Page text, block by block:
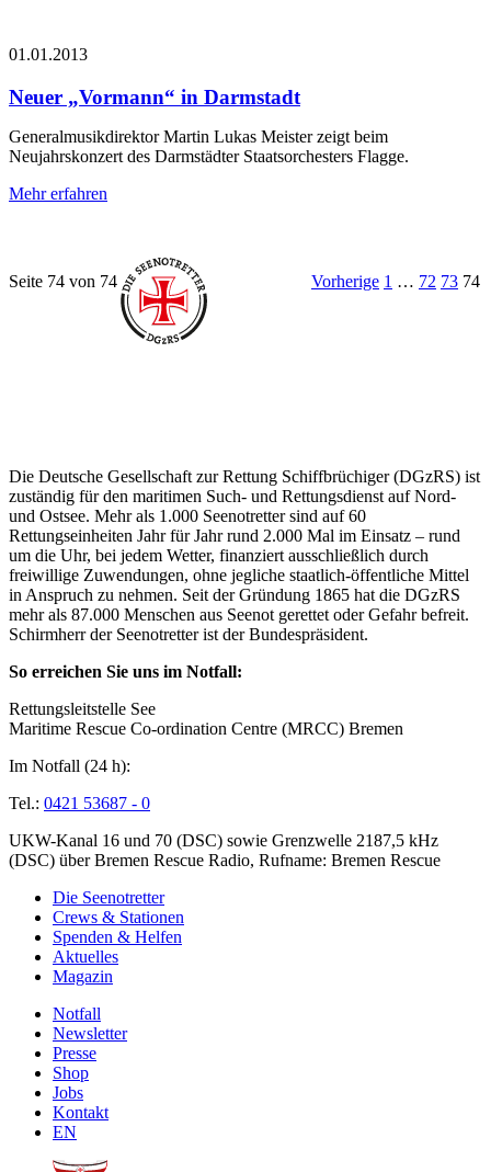
01.01.2013
Neuer „Vormann“ in Darmstadt
Generalmusikdirektor Martin Lukas Meister zeigt beim
Neujahrskonzert des Darmstädter Staatsorchesters Flagge.
Mehr erfahren
Seite 74 von 74 Vorherige 1 … 72 73 74
Die Deutsche Gesellschaft zur Rettung Schiffbrüchiger (DGzRS) ist
zuständig für den maritimen Such- und Rettungsdienst auf Nord-
und Ostsee. Mehr als 1.000 Seenotretter sind auf 60
Rettungseinheiten Jahr für Jahr rund 2.000 Mal im Einsatz – rund
um die Uhr, bei jedem Wetter, finanziert ausschließlich durch
freiwillige Zuwendungen, ohne jegliche staatlich-öffentliche Mittel
in Anspruch zu nehmen. Seit der Gründung 1865 hat die DGzRS
mehr als 87.000 Menschen aus Seenot gerettet oder Gefahr befreit.
Schirmherr der Seenotretter ist der Bundespräsident.
So erreichen Sie uns im Notfall:
Rettungsleitstelle See
Maritime Rescue Co-ordination Centre (MRCC) Bremen
Im Notfall (24 h):
Tel.: 0421 53687 - 0
UKW-Kanal 16 und 70 (DSC) sowie Grenzwelle 2187,5 kHz
(DSC) über Bremen Rescue Radio, Rufname: Bremen Rescue
Die Seenotretter
Crews & Stationen
Spenden & Helfen
Aktuelles
Magazin
Notfall
Newsletter
Presse
Shop
Jobs
Kontakt
EN